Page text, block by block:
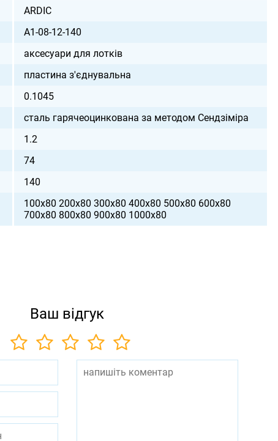
ARDIC
A1-08-12-140
аксесуари для лотків
пластина з'єднувальна
0.1045
сталь гарячеоцинкована за методом Сендзіміра
1.2
74
140
100х80 200х80 300х80 400х80 500х80 600х80
700х80 800х80 900х80 1000х80
Ваш відгук